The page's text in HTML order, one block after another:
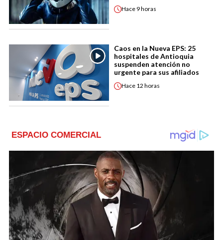
Hace 9 horas
Caos en la Nueva EPS: 25
hospitales de Antioquia
suspenden atención no
urgente para sus afiliados
Hace 12 horas